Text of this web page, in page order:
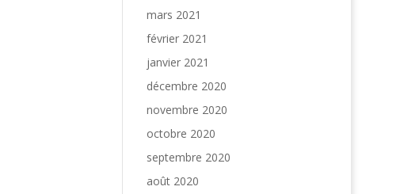
mars 2021
février 2021
janvier 2021
décembre 2020
novembre 2020
octobre 2020
septembre 2020
août 2020